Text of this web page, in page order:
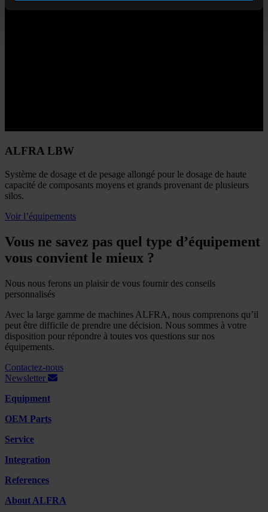
ALFRA LBW
Système de dosage et de pesage allongé pour le dosage de haute
capacité de composants moyens et grands provenant de plusieurs
silos.
Voir l’équipements
Vous ne savez pas quel type d’équipement
vous convient le mieux ?
Nous nous ferons un plaisir de vous fournir des conseils
personnalisés
Avec la large gamme de machines ALFRA, nous comprenons qu’il
peut être difficile de prendre une décision. Nous sommes à votre
disposition pour répondre à toutes vos questions sur nos
équipements.
Contactez-nous
Newsletter
Equipment
OEM Parts
Service
Integration
References
About ALFRA